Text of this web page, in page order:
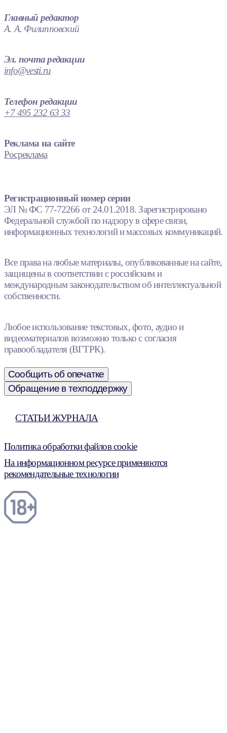
Главный редактор
А. А. Филипповский
Эл. почта редакции
info@vesti.ru
Телефон редакции
+7 495 232 63 33
Реклама на сайте
Росреклама
Регистрационный номер серии
ЭЛ № ФС 77-72266 от 24.01.2018. Зарегистрировано
Федеральной службой по надзору в сфере связи,
информационных технологий и массовых коммуникаций.
Все права на любые материалы, опубликованные на сайте,
защищены в соответствии с российским и
международным законодательством об интеллектуальной
собственности.
Любое использование текстовых, фото, аудио и
видеоматериалов возможно только с согласия
правообладателя (ВГТРК).
Сообщить об опечатке
Обращение в техподдержку
СТАТЬИ ЖУРНАЛА
Политика обработки файлов cookie
На информационном ресурсе применяются
рекомендательные технологии